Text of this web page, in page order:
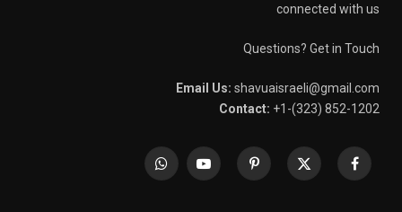
connected with us
Questions? Get in Touch
Email Us: shavuaisraeli@gmail.com
Contact: +1-(323) 852-1202
Facebook
X
Pinterest
YouTube
WhatsApp